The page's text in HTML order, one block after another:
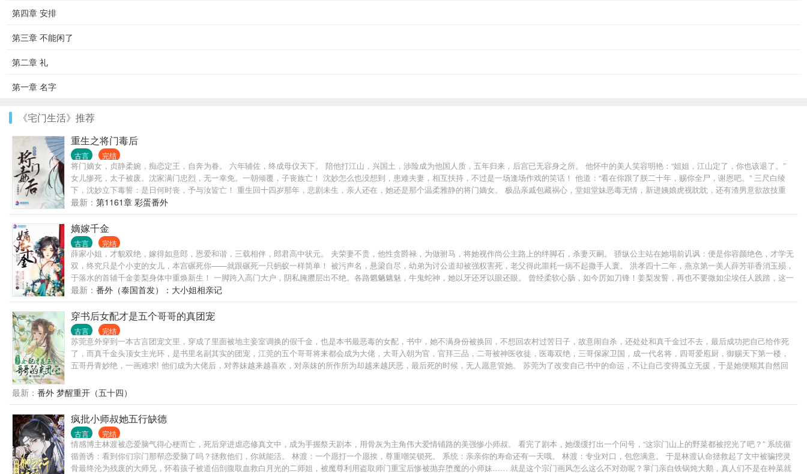
第四章 安排
第三章 不能闲了
第二章 礼
第一章 名字
《宅门生活》推荐
重生之将门毒后
古言 完结
将门嫡女，贞静柔婉，痴恋定王，自奔为眷。 六年辅佐，终成母仪天下。 陪他打江山，兴国土，涉险成为他国人质，五年归来，后宫已无容身之所。 他怀中的美人笑容明艳：“姐姐，江山定了，你也该退了。”
女儿惨死，太子被废。沈家满门忠烈，无一幸免。一朝倾覆，子丧族亡！ 沈妙怎么也没想到，患难夫妻，相互扶持，不过是一场逢场作戏的笑话！ 他道：“看在你跟了朕二十年，赐你全尸，谢恩吧。” 三尺白绫
下，沈妙立下毒誓：是日何时丧，予与汝皆亡！ 重生回十四岁那年，悲剧未生，亲人还在，她还是那个温柔雅静的将门嫡女。 极品亲戚包藏祸心，堂姐堂妹恶毒无情，新进姨娘虎视眈眈，还有渣男意欲故技重
来？ 家族要护，大仇要报，江山帝位，也要分一杯羹。这辈子，且看谁斗得过谁！ 但是那谢家小侯爷，提枪打马过的桀骜少年，偏立在她墙头傲然：“颠个皇权罢了，记住，天下归你，你——归我！” -----------------
----------------------------------------- ——幽州十三京。 ——归你。 ——漠北定元城。 ——归你。 ——江南豫州，定西东海，临安青湖，洛阳古城。 ——都归你。 ——全都归我，谢景行你要什么？ ——嗯，你。 -------
------------------------------------------------------ 最初他漠然道：“沈谢两家泾渭分明，沈家丫头突然示好，不怀好意！” 后来他冷静道：“都是一条绳上的蚂蚱，沈妙你安分点，有本候担着，谁敢逼你嫁人？” 再后来他傲娇
道：“颠个乾坤不过如此。沈娇娇，万里江山，你我二人瓜分如何？” 最后，他霸气的把手一挥：“媳妇，分来分去甚麻烦，不分了！全归你，你归我！” 沈妙：“给本宫滚出去！”霸气重生的皇后凉凉和不良少年谢小
候爷，男女主身心干净，强强联手，宠文一对一。请各位小天使多多支持哦~
最新： 第1161章 彩蛋番外
嫡嫁千金
古言 完结
薛家小姐，才貌双绝，嫁得如意郎，恩爱和谐，三载相伴，郎君高中状元。 夫荣妻不贵，他性贪爵禄，为做驸马，将她视作尚公主路上的绊脚石，杀妻灭嗣。 骄纵公主站在她塌前讥讽：便是你容颜绝色，才学无
双，终究只是个小吏的女儿，本宫碾死你——就跟碾死一只蚂蚁一样简单！ 被污声名，悬梁自尽，幼弟为讨公道却被强权害死，老父得此噩耗一病不起撒手人寰。 洪孝四十二年，燕京第一美人薛芳菲香消玉殒，
于落水的首辅千金姜梨身体中重焕新生！ 一脚跨入高门大户，阴私腌臜层出不绝。各路魍魉魑魅，牛鬼蛇神，她以牙还牙以眼还眼。 曾经柔软心肠，如今厉如刀锋！姜梨发誓，再也不要微如尘埃任人践踏，这一
世，平府上冤案，报血海深仇！ 他是北燕最年轻的国公爷，桀骜美艳，喜怒无常，府中收集世间奇花。 人人都说首辅千金姜家二小姐清灵可爱，品性高洁，纯洁良善如雪白莲花。 他红衣华艳，笑盈盈反问：“白
莲花？分明就是吃人不吐骨头的食人花。” 姜梨：“国公小心折了手。” 姬蘅：“这么凶猛的食人花，当然是抢回府中镇宅了。”桀骜美人vs世家千金，男主妖艳贱货，女主白莲花精，强强联手，虐遍天下，就问你怕
不怕？ 请支持正版茶~~
最新： 番外（泰国首发）：大小姐相亲记
穿书后女配才是五个哥哥的真团宠
古言 完结
苏莞意外穿到一本古言团宠文里，穿成了里面被地主妾室调换的假千金，也是本书最恶毒的女配，书中，她不满身份被换回，不想回农村过苦日子，故意闹自杀，还处处和真千金过不去，最后成功把自己给作死
了，而真千金头顶女主光环，是书里名副其实的团宠，江莞的五个哥哥将来都会成为大佬，大哥入朝为官，官拜三品，二哥被神医收徒，医毒双绝，三哥保家卫国，成一代名将，四哥爱庖厨，御赐天下第一楼，
五哥丹青妙绝，一画难求! 他们成为大佬后，对养妹越来越喜欢，对亲妹的所作所为却越来越厌恶，最后死的时候，无人愿意管她。 苏莞为了改变自己书中的命运，不让自己变得孤立无援，于是她便顺其自然回
小奶狗对苏莞各种装可怜扮无辜，实际上他是个不折不扣的大黑芝麻汤圆。 一开始苏莞还假矜持，最后实在受不了他的美颜暴击，然后……斯哈斯哈
最新： 番外 梦醒重开（五十四）
疯批小师叔她五行缺德
古言 完结
情感博主林渡被恋爱脑气得心梗而亡，死后穿进虐恋修真文中，成为手握祭天剧本，用骨灰为主角伟大爱情铺路的美强惨小师叔。 看完了剧本，她缓缓打出一个问号，“这宗门山上的野菜都被挖光了吧？” 系统循
循善诱：看到你们宗门那帮恋爱脑了吗？拯救他们，你就能活。 林渡：一个愿打一个愿挨，尊重嘲笑锁死。 系统：亲亲你的寿命还有一天哦。 林渡：专业对口，包您满意。 于是林渡认命拯救起了文中被骗挖灵
骨最终沦为残废的大师兄，怀着孩子被道侣剖腹取血救白月光的二师姐，被魔尊利用盗取师门重宝后惨被抛弃堕魔的小师妹…… 就是这个宗门画风怎么这么不对劲呢？掌门亲自铁锅炖大鹅，真人们不是在种菜就